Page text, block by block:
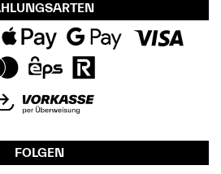
FOLGEN